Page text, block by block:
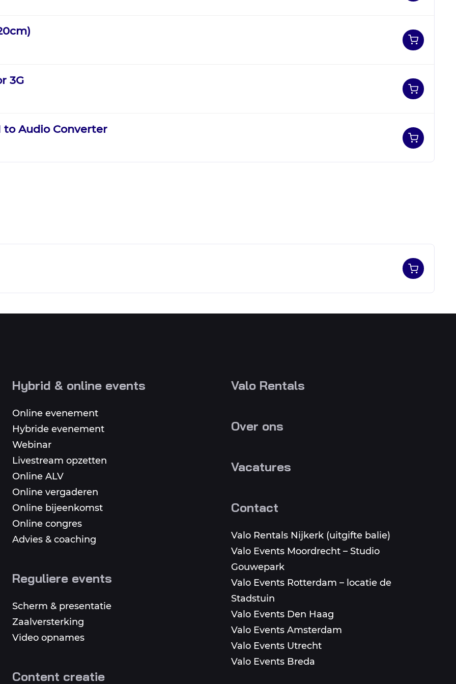
3G
to Audio Converter
Hybrid & online events
Online evenement
Hybride evenement
Webinar
Livestream opzetten
Online ALV
Online vergaderen
Online bijeenkomst
Online congres
Advies & coaching
Reguliere events
Scherm & presentatie
Zaalversterking
Video opnames
Content creatie
Valo Rentals
Over ons
Vacatures
Contact
Valo Rentals Nijkerk (uitgifte balie)
Valo Events Moordrecht – Studio
Gouwepark
Valo Events Rotterdam – locatie de
Stadstuin
Valo Events Den Haag
Valo Events Amsterdam
Valo Events Utrecht
Valo Events Breda